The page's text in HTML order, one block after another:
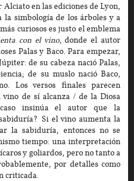
en las ediciones de Lyon,
simbología de los árboles y a
curiosos es justo el emblema
con el vino, donde el autor
Palas y Baco. Para empezar,
de su cabeza nació Palas,
de su muslo nació Baco,
Los versos finales parecen
de sí alcanza / de la Diosa
insinúa el autor que la
Si el vino aumenta la
la sabiduría, entonces no se
tiempo: una interpretación
y goliardos, pero no tanto a
por detalles como
criticada.